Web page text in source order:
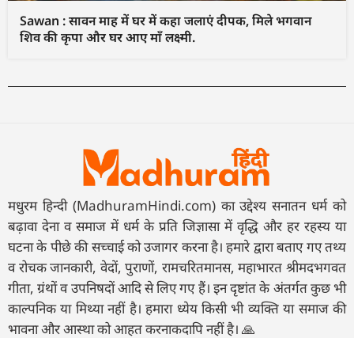
Sawan : सावन माह में घर में कहा जलाएं दीपक, मिले भगवान
शिव की कृपा और घर आए माँ लक्ष्मी.
मधुरम हिन्दी (MadhuramHindi.com) का उद्देश्य सनातन धर्म को
बढ़ावा देना व समाज में धर्म के प्रति जिज्ञासा में वृद्धि और हर रहस्य या
घटना के पीछे की सच्चाई को उजागर करना है। हमारे द्वारा बताए गए तथ्य
व रोचक जानकारी, वेदों, पुराणों, रामचरितमानस, महाभारत श्रीमदभगवत
गीता, ग्रंथों व उपनिषदों आदि से लिए गए हैं। इन दृष्टांत के अंतर्गत कुछ भी
काल्पनिक या मिथ्या नहीं है। हमारा ध्येय किसी भी व्यक्ति या समाज की
भावना और आस्था को आहत करनाकदापि नहीं है। 🙏